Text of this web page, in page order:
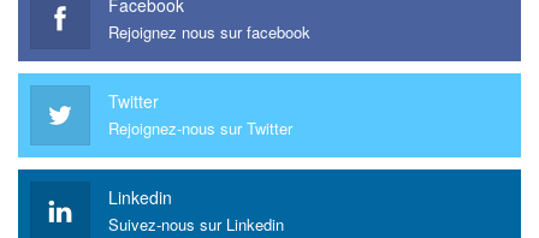
Facebook
Rejoignez nous sur facebook
Twitter
Rejoignez-nous sur Twitter
Linkedin
Suivez-nous sur Linkedin